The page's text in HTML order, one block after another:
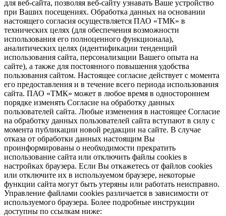
для веб-сайта, позволяя веб-сайту узнавать Ваше устройство
при Ваших посещениях. Обработка данных на основании
настоящего согласия осуществляется ПАО «ТМК» в
технических целях (для обеспечения возможности
использования его полноценного функционала),
аналитических целях (идентификации тенденций
использования сайта, персонализации Вашего опыта на
сайте), а также для постоянного повышения удобства
пользования сайтом. Настоящее согласие действует с момента
его предоставления и в течение всего периода использования
сайта. ПАО «ТМК» может в любое время в одностороннем
порядке изменять Согласие на обработку данных
пользователей сайта. Любые изменения в настоящее Согласие
на обработку данных пользователей сайта вступают в силу с
момента публикации новой редакции на сайте. В случае
отказа от обработки данных настоящим Вы
проинформированы о необходимости прекратить
использование сайта или отключить файлы cookies в
настройках браузера. Если Вы откажетесь от файлов cookies
или отключите их в используемом браузере, некоторые
функции сайта могут быть утеряны или работать неисправно.
Управление файлами cookies различается в зависимости от
используемого браузера. Более подробные инструкции
доступны по ссылкам ниже: